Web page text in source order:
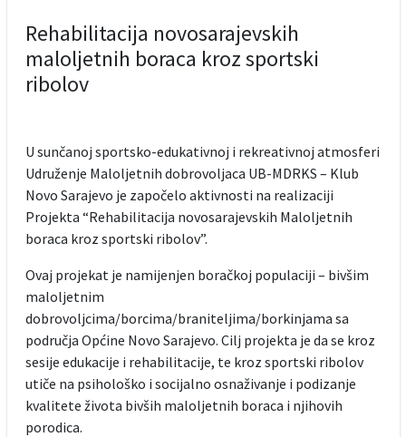
Rehabilitacija novosarajevskih
maloljetnih boraca kroz sportski
ribolov
U sunčanoj sportsko-edukativnoj i rekreativnoj atmosferi
Udruženje Maloljetnih dobrovoljaca UB-MDRKS – Klub
Novo Sarajevo je započelo aktivnosti na realizaciji
Projekta “Rehabilitacija novosarajevskih Maloljetnih
boraca kroz sportski ribolov”.
Ovaj projekat je namijenjen boračkoj populaciji – bivšim
maloljetnim
dobrovoljcima/borcima/braniteljima/borkinjama sa
područja Općine Novo Sarajevo. Cilj projekta je da se kroz
sesije edukacije i rehabilitacije, te kroz sportski ribolov
utiče na psihološko i socijalno osnaživanje i podizanje
kvalitete života bivših maloljetnih boraca i njihovih
porodica.